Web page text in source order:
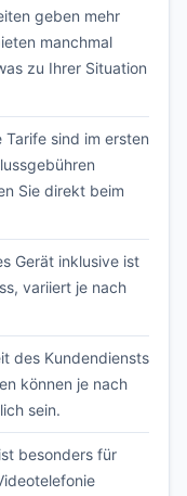
geben mehr
manchmal
zu Ihrer Situation
Tarife sind im ersten
Sie direkt beim
Gerät inklusive ist
variiert je nach
des Kundendiensts
können je nach
sein.
besonders für